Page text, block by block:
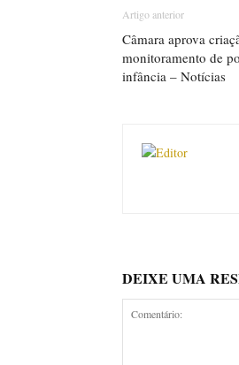
Artigo anterior
Câmara aprova
monitoramento de
infância – Notícias
DEIXE UMA